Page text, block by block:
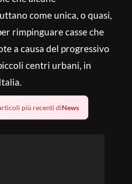
come unica, o quasi,
rimpinguare casse che
a causa del progressivo
centri urbani, in
più recenti diNews